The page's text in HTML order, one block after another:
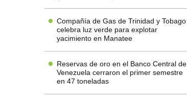
Compañía de Gas de Trinidad y Tobago
celebra luz verde para explotar
yacimiento en Manatee
Reservas de oro en el Banco Central de
Venezuela cerraron el primer semestre
en 47 toneladas